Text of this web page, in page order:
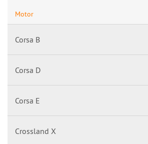
Motor
Corsa B
Corsa D
Corsa E
Crossland X